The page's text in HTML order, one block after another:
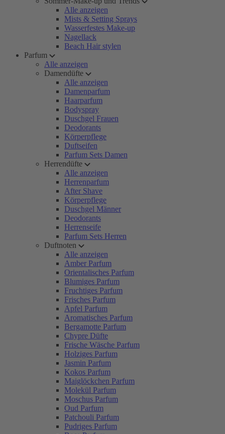
Alle anzeigen
Mists & Setting Sprays
Wasserfestes Make-up
Nagellack
Beach Hair stylen
Parfum
Alle anzeigen
Damendüfte
Alle anzeigen
Damenparfum
Haarparfum
Bodyspray
Duschgel Frauen
Deodorants
Körperpflege
Duftseifen
Parfum Sets Damen
Herrendüfte
Alle anzeigen
Herrenparfum
After Shave
Körperpflege
Duschgel Männer
Deodorants
Herrenseife
Parfum Sets Herren
Duftnoten
Alle anzeigen
Amber Parfum
Orientalisches Parfum
Blumiges Parfum
Fruchtiges Parfum
Frisches Parfum
Apfel Parfum
Aromatisches Parfum
Bergamotte Parfum
Chypre Düfte
Frische Wäsche Parfum
Holziges Parfum
Jasmin Parfum
Kokos Parfum
Maiglöckchen Parfum
Molekül Parfum
Moschus Parfum
Oud Parfum
Patchouli Parfum
Pudriges Parfum